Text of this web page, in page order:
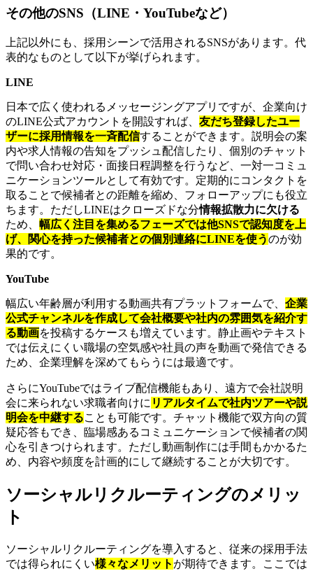
その他のSNS（LINE・YouTubeなど）
上記以外にも、採用シーンで活用されるSNSがあります。代
表的なものとして以下が挙げられます。
LINE
日本で広く使われるメッセージングアプリですが、企業向け
のLINE公式アカウントを開設すれば、 友だち登録したユー
ザーに採用情報を一斉配信することができます。説明会の案
内や求人情報の告知をプッシュ配信したり、個別のチャット
で問い合わせ対応・面接日程調整を行うなど、一対一コミュ
ニケーションツールとして有効です。定期的にコンタクトを
取ることで候補者との距離を縮め、フォローアップにも役立
ちます。ただしLINEはクローズドな分情報拡散力に欠ける
ため、 幅広く注目を集めるフェーズでは他SNSで認知度を上
げ、関心を持った候補者との個別連絡にLINEを使うのが効
果的です。
YouTube
幅広い年齢層が利用する動画共有プラットフォームで、 企業
公式チャンネルを作成して会社概要や社内の雰囲気を紹介す
る動画を投稿するケースも増えています。静止画やテキスト
では伝えにくい職場の空気感や社員の声を動画で発信できる
ため、企業理解を深めてもらうには最適です。
さらにYouTubeではライブ配信機能もあり、遠方で会社説明
会に来られない求職者向けに リアルタイムで社内ツアーや説
明会を中継することも可能です。チャット機能で双方向の質
疑応答もでき、臨場感あるコミュニケーションで候補者の関
心を引きつけられます。ただし動画制作には手間もかかるた
め、内容や頻度を計画的にして継続することが大切です。
ソーシャルリクルーティングのメリッ
ト
ソーシャルリクルーティングを導入すると、従来の採用手法
では得られにくい様々なメリット が期待できます。ここでは